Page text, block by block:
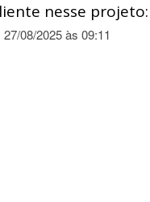
nesse projeto:
27/08/2025 às 09:11